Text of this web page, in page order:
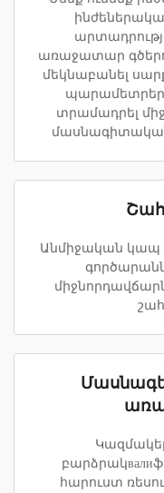
առաջատար
մեկնաբանել
պարամետրերն
տրամադրել
Անմիջական կապ
հարուստ